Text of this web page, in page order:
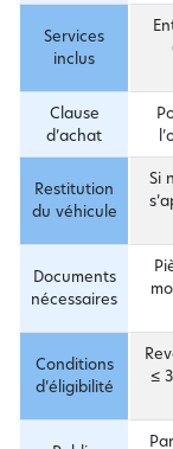
Services
inclus
Clause
d’achat
Restitution
du véhicule
Si
Documents
nécessaires
Conditions
d’éligibilité
≤